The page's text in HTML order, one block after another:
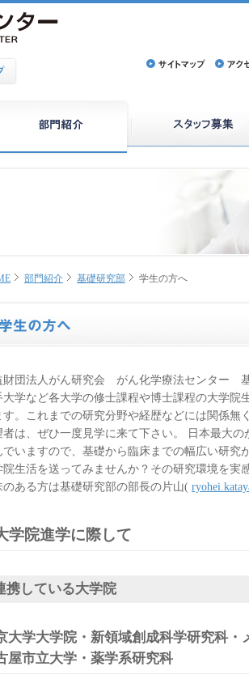
部門紹介 基礎研究部 学生の方へ
財団法人がん研究会 がん化学療法センター 基
大学など各大学の修士課程や博士課程の大学院
す。これまでの研究分野や経歴などには関係
者は、ぜひ一度見学に来て下さい。 日本最大
でいますので、基礎から臨床までの幅広い研
院生活を送ってみませんか？その研究環境を
のある方は基礎研究部の部長の片山(
学院進学に際して
携している大学院
大学大学院・新領域創成科学研究科・
屋市立大学・薬学系研究科